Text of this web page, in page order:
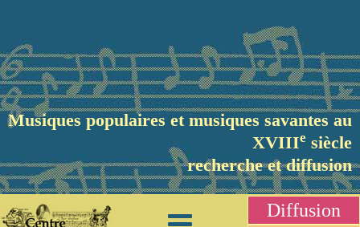
Musiques populaires et musiques savantes au
XVIIIe siècle
recherche et diffusion
Diffusion